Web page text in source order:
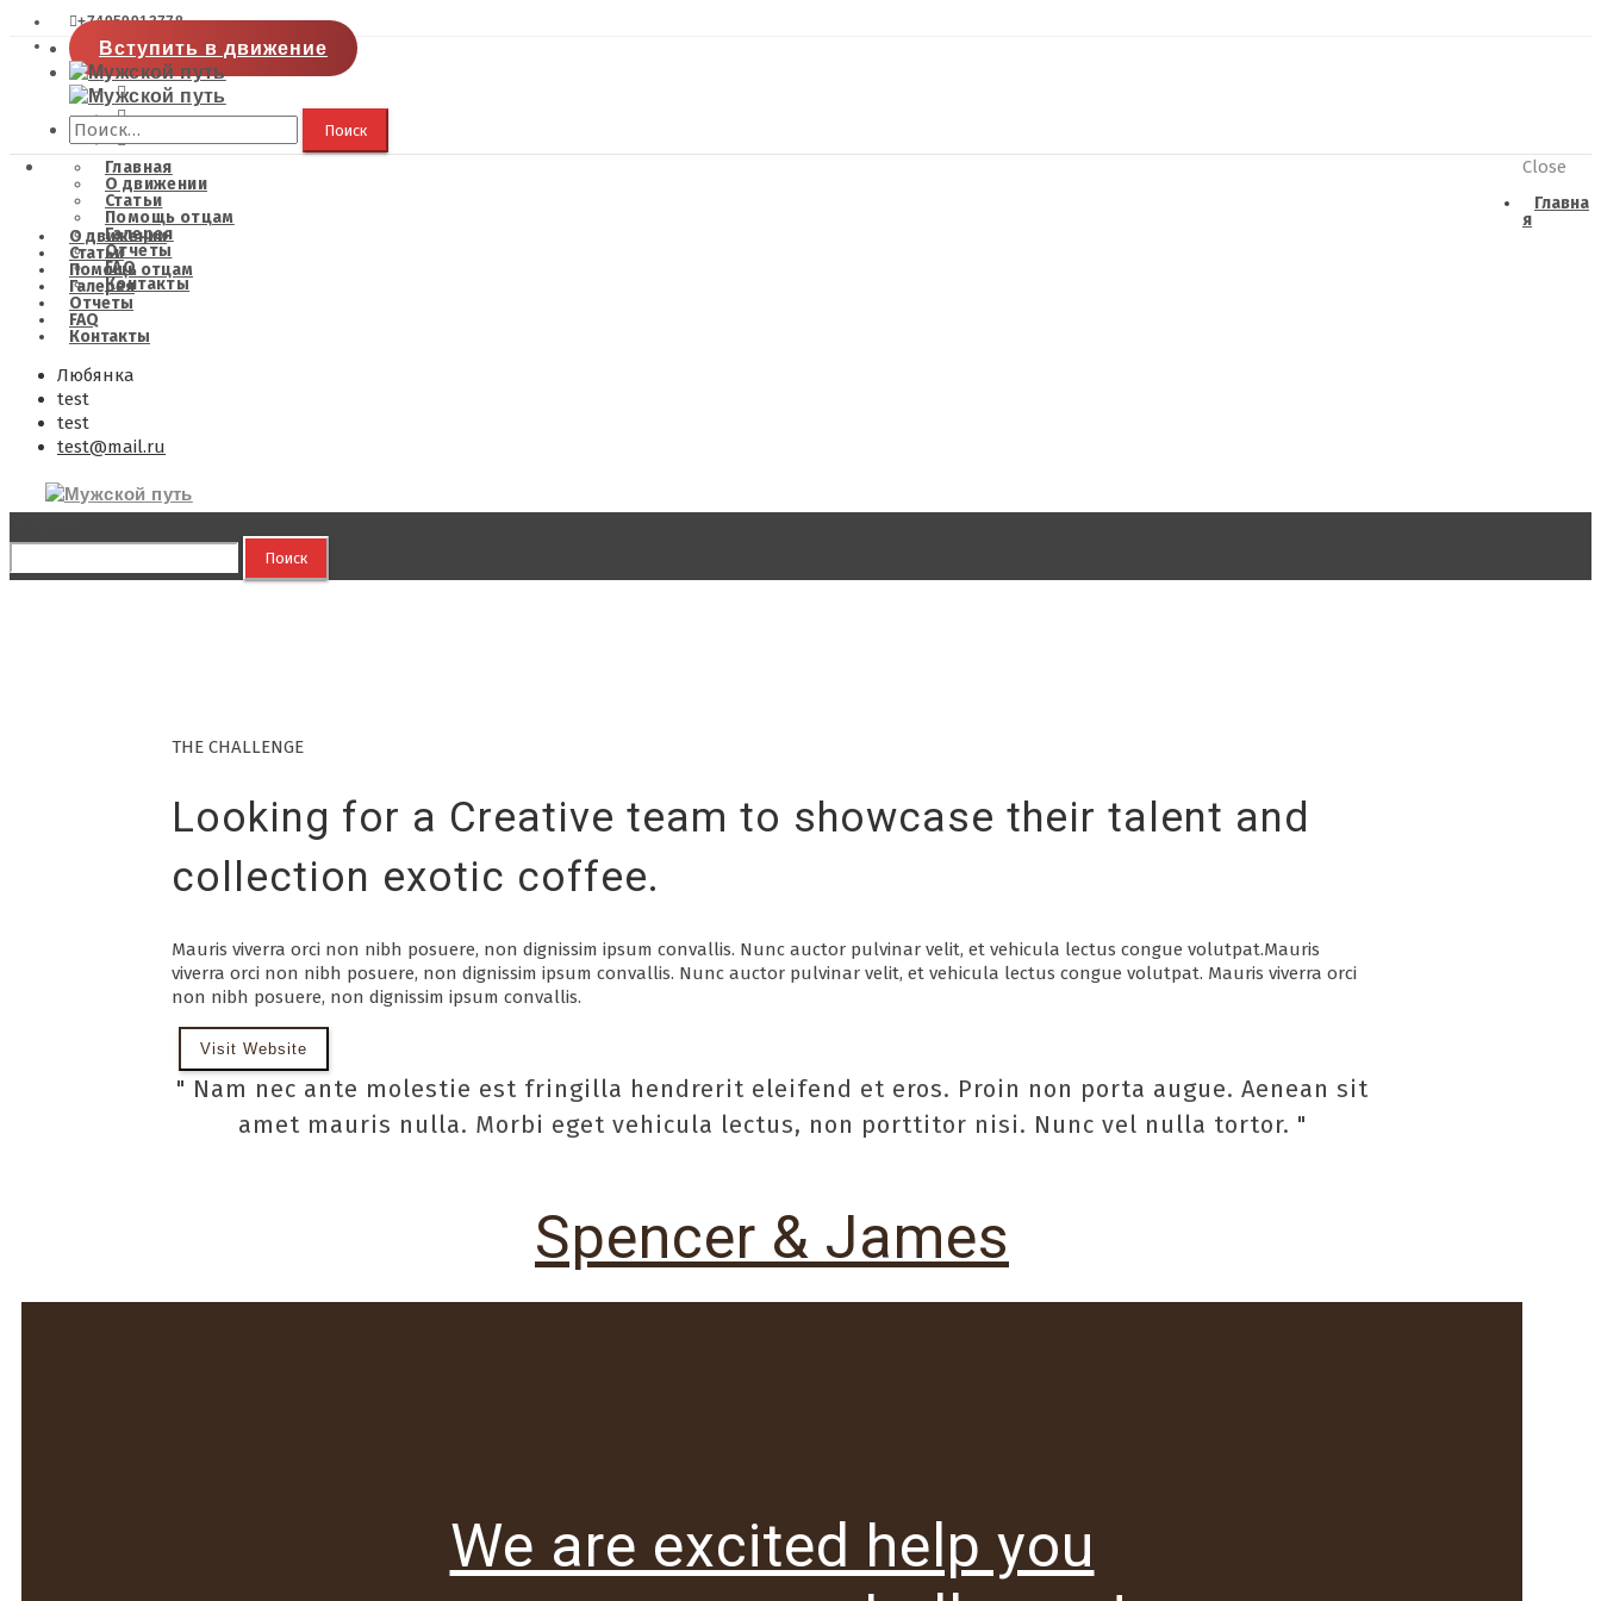
+74959913778
Вступить в движение
Найти:
Главная
О движении
Статьи
Помощь отцам
Галерея
Отчеты
FAQ
Контакты
Close
Главна
я
О движении
Статьи
Помощь отцам
Галерея
Отчеты
FAQ
Контакты
Любянка
test
test
test@mail.ru
Найти:
THE CHALLENGE
Looking for a Creative team to showcase their talent and
collection exotic coffee.
Mauris viverra orci non nibh posuere, non dignissim ipsum convallis. Nunc auctor pulvinar velit, et vehicula lectus congue volutpat.Mauris
viverra orci non nibh posuere, non dignissim ipsum convallis. Nunc auctor pulvinar velit, et vehicula lectus congue volutpat. Mauris viverra orci
non nibh posuere, non dignissim ipsum convallis.
Visit Website
" Nam nec ante molestie est fringilla hendrerit eleifend et eros. Proin non porta augue. Aenean sit
amet mauris nulla. Morbi eget vehicula lectus, non porttitor nisi. Nunc vel nulla tortor. "
Spencer & James
We are excited help you